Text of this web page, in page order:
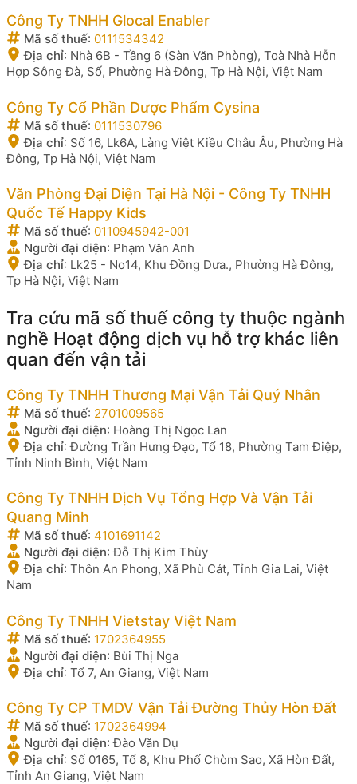
Công Ty TNHH Glocal Enabler
Mã số thuế: 0111534342
Địa chỉ: Nhà 6B - Tầng 6 (Sàn Văn Phòng), Toà Nhà Hỗn
Hợp Sông Đà, Số, Phường Hà Đông, Tp Hà Nội, Việt Nam
Công Ty Cổ Phần Dược Phẩm Cysina
Mã số thuế: 0111530796
Địa chỉ: Số 16, Lk6A, Làng Việt Kiều Châu Âu, Phường Hà
Đông, Tp Hà Nội, Việt Nam
Văn Phòng Đại Diện Tại Hà Nội - Công Ty TNHH
Quốc Tế Happy Kids
Mã số thuế: 0110945942-001
Người đại diện: Phạm Văn Anh
Địa chỉ: Lk25 - No14, Khu Đồng Dưa., Phường Hà Đông,
Tp Hà Nội, Việt Nam
Tra cứu mã số thuế công ty thuộc ngành
nghề Hoạt động dịch vụ hỗ trợ khác liên
quan đến vận tải
Công Ty TNHH Thương Mại Vận Tải Quý Nhân
Mã số thuế: 2701009565
Người đại diện: Hoàng Thị Ngọc Lan
Địa chỉ:Đường Trần Hưng Đạo, Tổ 18, Phường Tam Điệp,
Tỉnh Ninh Bình, Việt Nam
Công Ty TNHH Dịch Vụ Tổng Hợp Và Vận Tải
Quang Minh
Mã số thuế: 4101691142
Người đại diện:Đỗ Thị Kim Thùy
Địa chỉ: Thôn An Phong, Xã Phù Cát, Tỉnh Gia Lai, Việt
Nam
Công Ty TNHH Vietstay Việt Nam
Mã số thuế: 1702364955
Người đại diện: Bùi Thị Nga
Địa chỉ: Tổ 7, An Giang, Việt Nam
Công Ty CP TMDV Vận Tải Đường Thủy Hòn Đất
Mã số thuế: 1702364994
Người đại diện:Đào Văn Dụ
Địa chỉ: Số 0165, Tổ 8, Khu Phố Chòm Sao, Xã Hòn Đất,
Tỉnh An Giang, Việt Nam